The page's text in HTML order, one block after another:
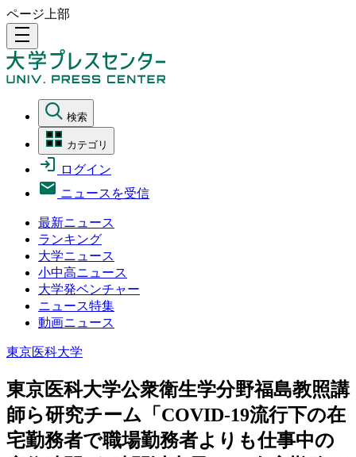
ページ上部
density_medium
検索
カテゴリ
ログイン
ニュースを受信
最新ニュース
ランキング
大学ニュース
小中高ニュース
大学発ベンチャー
ニュース特集
動画ニュース
東京医科大学
東京医科大学公衆衛生学分野福島教照講
師ら研究チーム「COVID-19流行下の在
宅勤務者で職場勤務者よりも仕事中の